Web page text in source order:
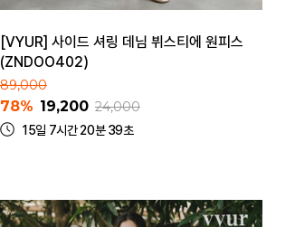
[VYUR] 사이드 셔링 데님 뷔스티에 원피스
(ZNDOO402)
89,000
78% 19,200 24,000
15일 7시간 20분 39초